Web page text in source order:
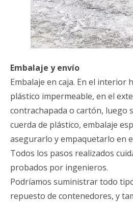
Embalaje y envío
Embalaje en caja. En el interior
plástico impermeable, en el
contrachapada o cartón, luego
cuerda de plástico, embalaje
asegurarlo y empaquetarlo en
Todos los pasos realizados
probados por ingenieros.
Podríamos suministrar todo
repuesto de contenedores, y